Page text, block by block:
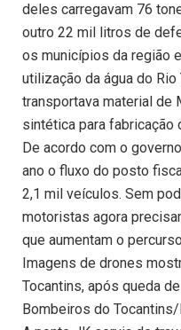
deles carregavam 76
outro 22 mil litros de
os municípios da região
utilização da água do
transportava material de
sintética para fabricação
De acordo com o
ano o fluxo do posto
2,1 mil veículos. Sem
motoristas agora
que aumentam o
Imagens de drones
Tocantins, após queda
Bombeiros do